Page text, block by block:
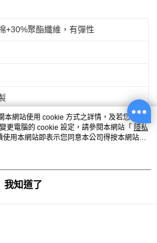
+30%聚酯纖維，有彈性
客服
網站使用 cookie 方式之詳情，及若您不希
更電腦的 cookie 設定，請參閱本網站「 隱私
使用本網站即表示您同意本公司得按本網站使
我知道了